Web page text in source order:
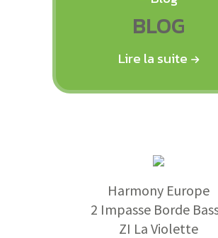
BLOG
Lire la suite
Harmony Europe
2 Impasse Borde
ZI La Violette